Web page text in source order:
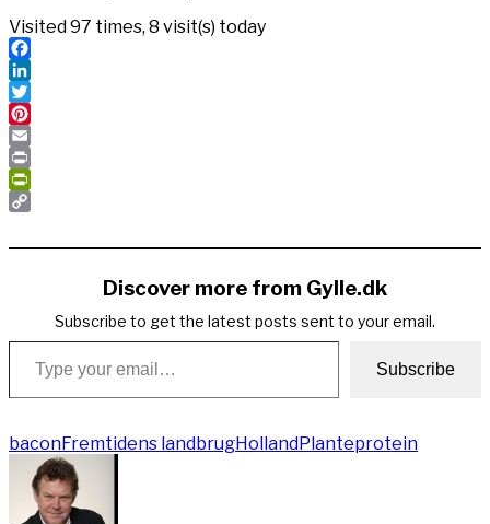
Visited 97 times, 8 visit(s) today
Facebook
LinkedIn
Twitter
Pinterest
Email
Print
PrintFriendly
Link
Discover more from Gylle.dk
Subscribe to get the latest posts sent to your email.
Type your email…
Subscribe
baconFremtidens landbrugHolland Planteprotein